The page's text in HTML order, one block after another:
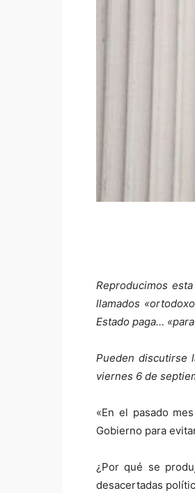
Reproducimos
llamados
Estado paga…
Pueden discutirse
viernes 6 de
«En el pasado
Gobierno para
¿Por qué se
desacertadas